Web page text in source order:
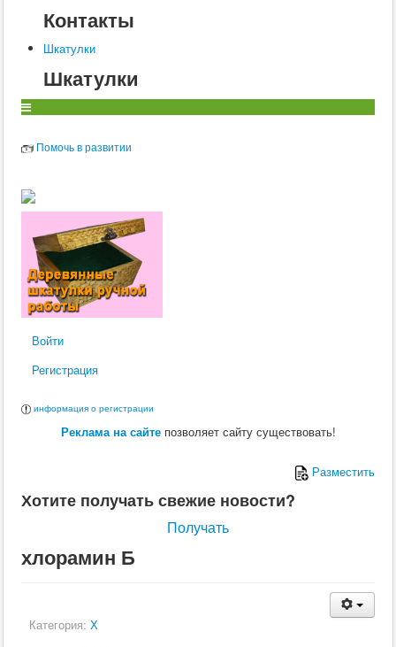
Контакты
Шкатулки
Шкатулки
Помочь в развитии
Войти
Регистрация
информация о регистрации
Реклама на сайтепозволяет сайту существовать!
Разместить
Хотите получать свежие новости?
Получать
хлорамин Б
Категория: Х